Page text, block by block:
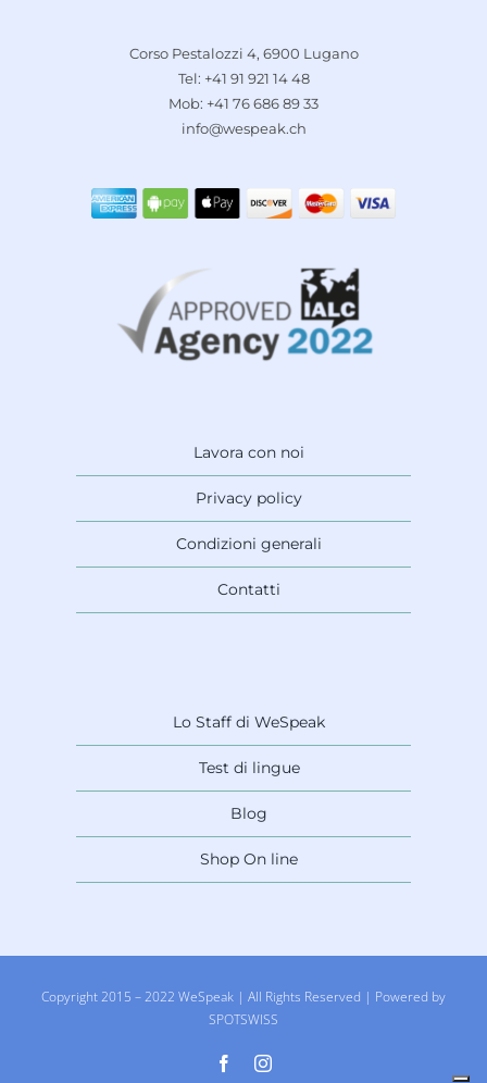
Corso Pestalozzi 4, 6900 Lugano
Tel: +41 91 921 14 48
Mob: +41 76 686 89 33
info@wespeak.ch
Lavora con noi
Privacy policy
Condizioni generali
Contatti
Lo Staff di WeSpeak
Test di lingue
Blog
Shop On line
Copyright 2015 – 2022 WeSpeak | All Rights Reserved | Powered by
SPOTSWISS